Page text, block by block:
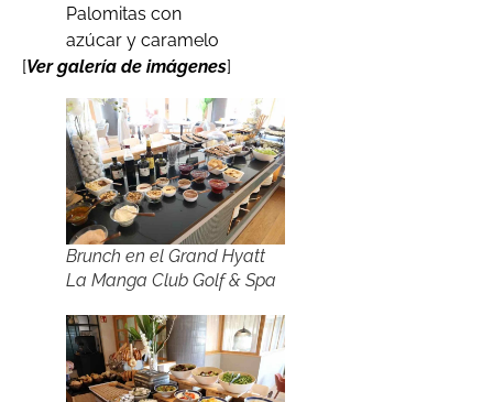
Palomitas con
azúcar y caramelo
[Ver galería de imágenes]
Brunch en el Grand Hyatt
La Manga Club Golf & Spa